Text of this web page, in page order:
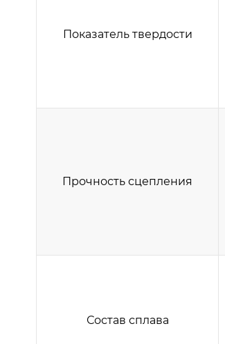
Показатель твердости
Прочность сцепления
Состав сплава